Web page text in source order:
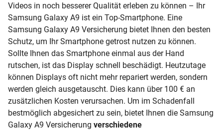
Videos in noch besserer Qualität erleben zu können – Ihr
Samsung Galaxy A9 ist ein Top-Smartphone. Eine
Samsung Galaxy A9 Versicherung bietet Ihnen den besten
Schutz, um Ihr Smartphone getrost nutzen zu können.
Sollte Ihnen das Smartphone einmal aus der Hand
rutschen, ist das Display schnell beschädigt. Heutzutage
können Displays oft nicht mehr repariert werden, sondern
werden gleich ausgetauscht. Dies kann über 100 € an
zusätzlichen Kosten verursachen. Um im Schadenfall
bestmöglich abgesichert zu sein, bietet Ihnen die Samsung
Galaxy A9 Versicherung verschiedene